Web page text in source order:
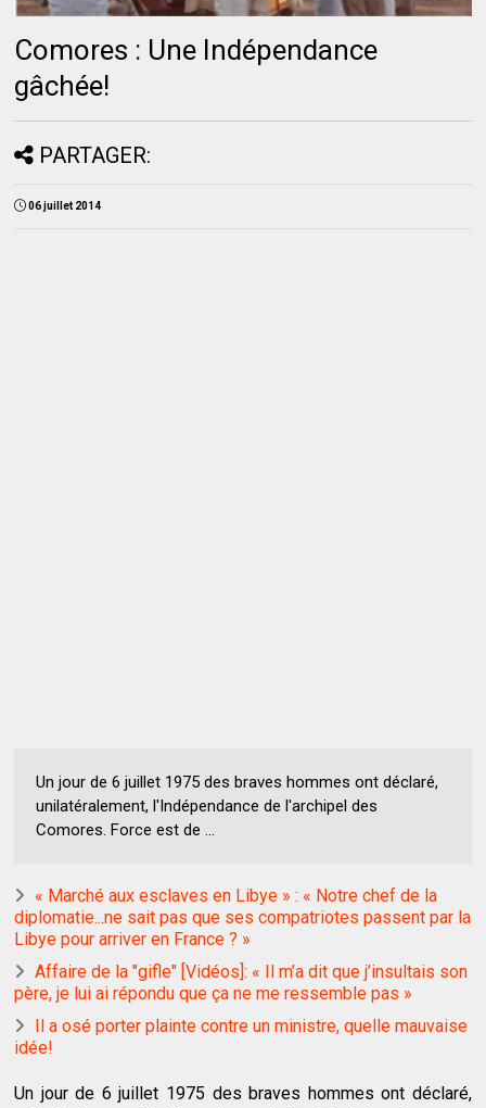
Comores : Une Indépendance
gâchée!
PARTAGER:
06 juillet 2014
Un jour de 6 juillet 1975 des braves hommes ont déclaré,
unilatéralement, l'Indépendance de l'archipel des
Comores. Force est de ...
« Marché aux esclaves en Libye » : « Notre chef de la
diplomatie...ne sait pas que ses compatriotes passent par la
Libye pour arriver en France ? »
Affaire de la "gifle" [Vidéos]: « Il m’a dit que j’insultais son
père, je lui ai répondu que ça ne me ressemble pas »
Il a osé porter plainte contre un ministre, quelle mauvaise
idée!
Un jour de 6 juillet 1975 des braves hommes ont déclaré,